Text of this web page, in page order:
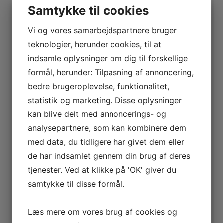
FOREDRAG!Vi afholder gå-hjem-møde igen d. 28.
Vi er glade for at kunne invitere dig til gå-hjem-møde
torsdag d. 29.1, hvor vi vil have fokus på nogle af de
vigtigste tendenser forSEO i 2015 – og frem …
Kvalitet, diversitet og naturligt engagement
Det foregår i vores lokaler på Gammel Vartov Vej 2,
2900 Hellerup. Deltagelse er gratis.
UDSOLGT!Der er desværre ikke flere ledige pladser
til dette arrangement, men hold øje her på bloggen –
vi regner med at gentage successen snart.
Samtykke til cookies
Vi og vores samarbejdspartnere bruger
teknologier, herunder cookies, til at
indsamle oplysninger om dig til forskellige
formål, herunder: Tilpasning af annoncering,
bedre brugeroplevelse, funktionalitet,
statistik og marketing. Disse oplysninger
kan blive delt med annoncerings- og
analysepartnere, som kan kombinere dem
med data, du tidligere har givet dem eller
de har indsamlet gennem din brug af deres
tjenester. Ved at klikke på 'OK' giver du
samtykke til disse formål.
Læs mere om vores brug af cookies og